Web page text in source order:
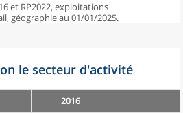
et RP2022, exploitations
géographie au 01/01/2025.
le secteur d'activité
2016